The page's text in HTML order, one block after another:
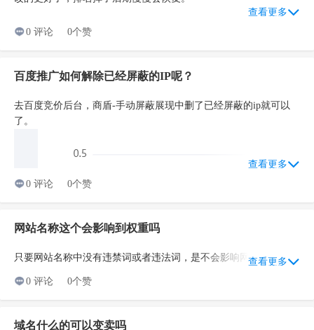
2、点击进来后如图，我们填写我们的域名，在点击开始。
么搜索引擎会认为你要重新做站。排名收录可能重新来过。
2、不要堆砌关键词。修改标题的时候没有注意，关键词填多了。
可能就造成堆砌。
整好网站就降权了。但是如果标题一般在小范围修改问题是不大
的。
得已不要修改标题，修改标题会牵扯到你的其他内容的修改，相对
来说是非常麻烦的。后果就是：网站降权，排名往下掉。
查看更多
0 评论
0个赞
百度推广如何解除已经屏蔽的IP呢？
去百度竞价后台，商盾-手动屏蔽展现中删了已经屏蔽的ip就可以
了。
查看更多
0 评论
0个赞
网站名称这个会影响到权重吗
只要网站名称中没有违禁词或者违法词，是不会影响网站权重的
查看更多
0 评论
0个赞
域名什么的可以变卖吗